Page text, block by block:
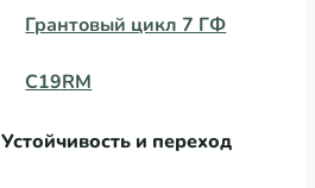
Грантовый цикл 7 ГФ
C19RM
Устойчивость и переход